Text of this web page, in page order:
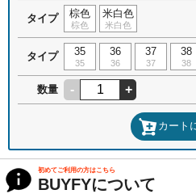
タイプ 棕色
棕色
米白色
米白色
タイプ 35
35
36
36
37
37
38
38
数量 - +
カート
初めてご利用の方はこちら
BUYFYについて